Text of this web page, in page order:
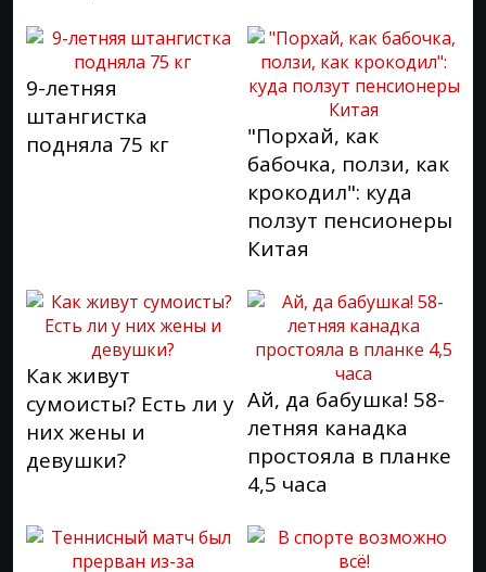
9-летняя
штангистка
подняла 75 кг
"Порхай, как
бабочка, ползи, как
крокодил": куда
ползут пенсионеры
Китая
Как живут
сумоисты? Есть ли у
них жены и
девушки?
Ай, да бабушка! 58-
летняя канадка
простояла в планке
4,5 часа